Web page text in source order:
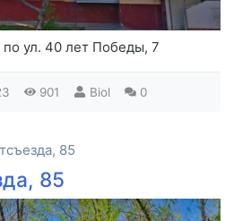
ул. 40 лет Победы, 7
901 Biol 0
85
85